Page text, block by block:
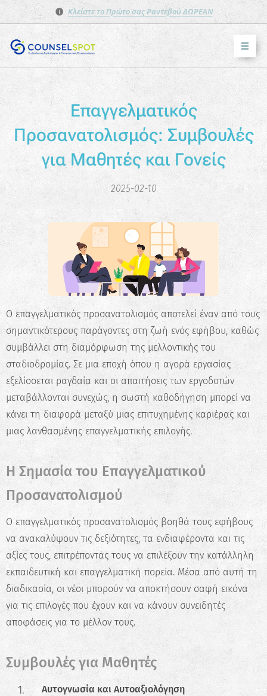
Κλείστε το Πρώτο σας Ραντεβού ΔΩΡΕΑΝ
Επαγγελματικός
Προσανατολισμός: Συμβουλές
για Μαθητές και Γονείς
2025-02-10
Ο επαγγελματικός προσανατολισμός αποτελεί έναν από τους
σημαντικότερους παράγοντες στη ζωή ενός εφήβου, καθώς
συμβάλλει στη διαμόρφωση της μελλοντικής του
σταδιοδρομίας. Σε μια εποχή όπου η αγορά εργασίας
εξελίσσεται ραγδαία και οι απαιτήσεις των εργοδοτών
μεταβάλλονται συνεχώς, η σωστή καθοδήγηση μπορεί να
κάνει τη διαφορά μεταξύ μιας επιτυχημένης καριέρας και
μιας λανθασμένης επαγγελματικής επιλογής.
Η Σημασία του Επαγγελματικού
Προσανατολισμού
Ο επαγγελματικός προσανατολισμός βοηθά τους εφήβους
να ανακαλύψουν τις δεξιότητες, τα ενδιαφέροντα και τις
αξίες τους, επιτρέποντάς τους να επιλέξουν την κατάλληλη
εκπαιδευτική και επαγγελματική πορεία. Μέσα από αυτή τη
διαδικασία, οι νέοι μπορούν να αποκτήσουν σαφή εικόνα
για τις επιλογές που έχουν και να κάνουν συνειδητές
αποφάσεις για το μέλλον τους.
Συμβουλές για Μαθητές
Αυτογνωσία και Αυτοαξιολόγηση